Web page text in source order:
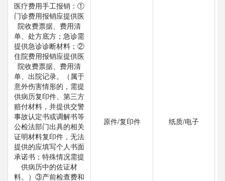
医疗费用手工报销：①
门诊费用报销应提供医
院收费票据、费用清
单、处方底方；急诊需
提供急诊诊断材料；②
住院费用报销应提供医
院收费票据、费用清
单、出院记录。（属于
意外伤害情形的，需提
供病历复印件、第三方
赔付材料，并提供交警
事故认定书或调解书等
公检法部门出具的相关
证明材料复印件，无法
提供的应填写个人书面
承诺书；特殊情况需提
供病历中的佐证材
料。）③产前检查费和
原件/复印件 纸质/电子